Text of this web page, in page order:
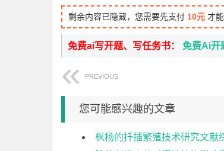
剩余内容已隐藏，您需要先支付 10元 才
免费ai写开题、写任务书： 免费Ai开
PREVIOUS
您可能感兴趣的文章
枫杨的扦插繁殖技术研究文献